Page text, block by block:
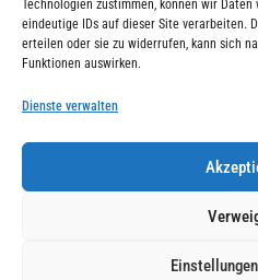
Technologien zustimmen, können wir
eindeutige IDs auf dieser Site verarbeiten.
erteilen oder sie zu widerrufen, kann sich
Funktionen auswirken.
Dienste verwalten
Ladentelefon : 078 261 06 40
KissMyWheels / LifeRacer
Reparatur
Ladentelefon : 044 594 48 87
LifeRacer / KissMyWheels ©